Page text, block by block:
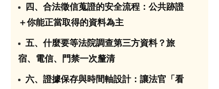
四、合法徵信蒐證的安全流程：公共跡證
＋你能正當取得的資料為主
五、什麼要等法院調查第三方資料？旅
宿、電信、門禁一次釐清
六、證據保存與時間軸設計：讓法官「看